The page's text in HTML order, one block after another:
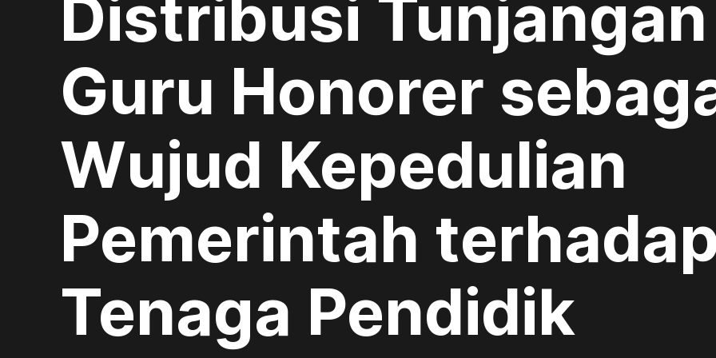
Distribusi Tunjangan
Guru Honorer
Wujud Kepedulian
Pemerintah
Tenaga Pendidik